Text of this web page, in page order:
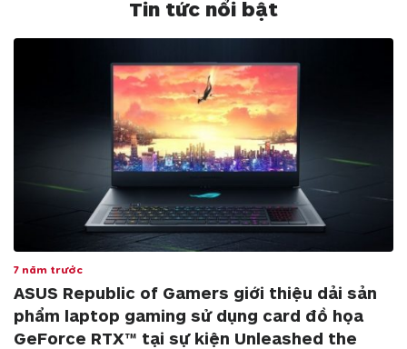
Tin tức nổi bật
7 năm trước
ASUS Republic of Gamers giới thiệu dải sản
phẩm laptop gaming sử dụng card đồ họa
GeForce RTX™ tại sự kiện Unleashed the